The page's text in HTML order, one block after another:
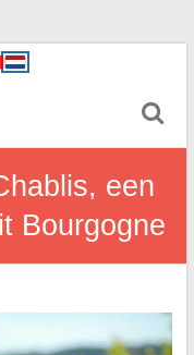
een
Bourgogne